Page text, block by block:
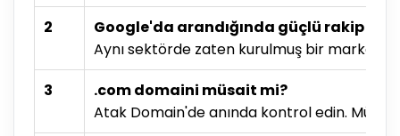
2
Google'da arandığında güçlü rakip
Aynı sektörde zaten kurulmuş bir marka
3
.com domaini müsait mi?
Atak Domain'de anında kontrol edin.